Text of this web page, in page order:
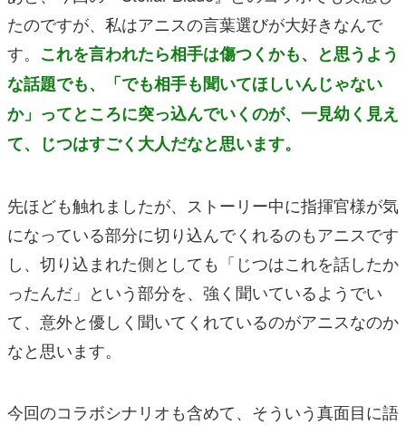
たのですが、私はアニスの言葉選びが大好きなんで
す。 これを言われたら相手は傷つくかも、と思うよう
な話題でも、「でも相手も聞いてほしいんじゃない
か」ってところに突っ込んでいくのが、一見幼く見え
て、じつはすごく大人だなと思います。
先ほども触れましたが、ストーリー中に指揮官様が気
になっている部分に切り込んでくれるのもアニスです
し、切り込まれた側としても「じつはこれを話したか
ったんだ」という部分を、強く聞いているようでい
て、意外と優しく聞いてくれているのがアニスなのか
なと思います。
今回のコラボシナリオも含めて、そういう真面目に語